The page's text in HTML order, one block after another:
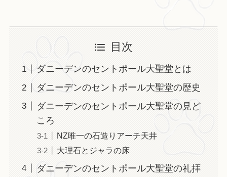
目次
ダニーデンのセントポール大聖堂とは
ダニーデンのセントポール大聖堂の歴史
ダニーデンのセントポール大聖堂の見ど
ころ
NZ唯一の石造りアーチ天井
大理石とジャラの床
ダニーデンのセントポール大聖堂の礼拝